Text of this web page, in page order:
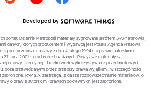
Developed by
portalu Dziennik Metropolii materiały sygnowane skrótem „PAP” stanowią
danych, których producentem i wydawcą jest Polska Agencja Prasowa
są one przepisami ustawy z dnia 4 lutego 1994 r. o prawie autorskim i
27 lipca 2001 r. o ochronie baz danych. Powyższe materiały są
umowy licencyjnej. Jakiekolwiek wykorzystywanie przedmiotowych
poza przewidzianymi przez przepisy prawa wyjątkami, w szczególności
PAP S.A. zastrzega, iż dalsze rozpowszechnianie materiałów, o
o prawie autorskim i prawach pokrewnych, jest zabronione.